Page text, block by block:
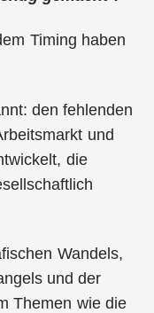
Timing haben
den fehlenden
und
die
Wandels,
und der
Themen wie die